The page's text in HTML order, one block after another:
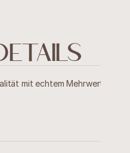
mit echtem Mehrwert